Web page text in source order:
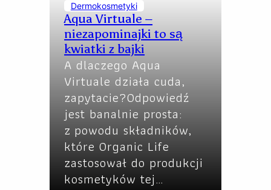
Dermokosmetyki
Aqua Virtuale –
niezapominajki to są
kwiatki z bajki
A dlaczego Aqua
Virtuale działa cuda,
zapytacie?Odpowiedź
jest banalnie prosta:
z powodu składników,
które Organic Life
zastosował do produkcji
kosmetyków tej…